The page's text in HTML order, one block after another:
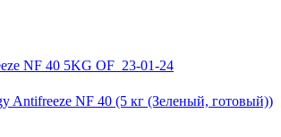
Antifreeze NF 40 (5 кг (Зеленый, готовый))